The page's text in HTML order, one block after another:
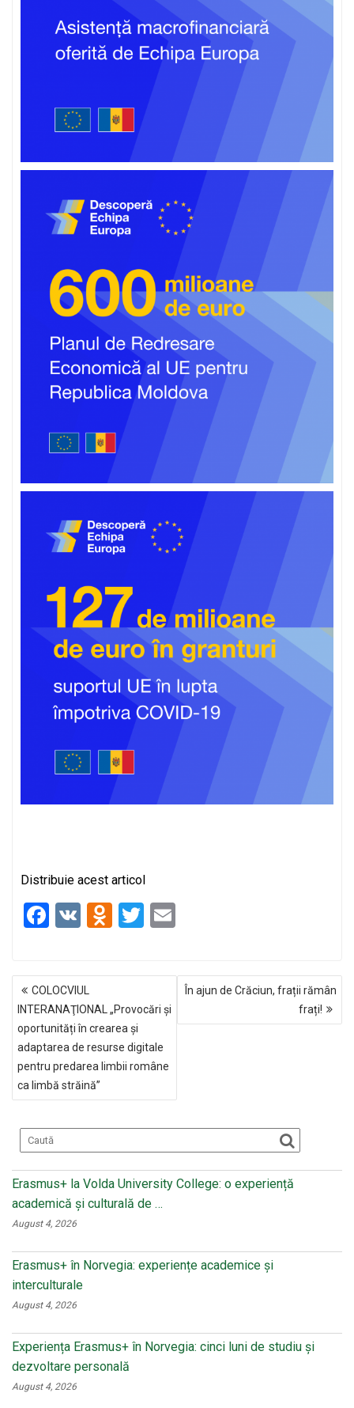
Distribuie acest articol
F
b
o
o
k
V
O
kl
a
ss
ni
T
NAVIGARE
ÎN
ARTICOLE
COLOCVIUL
INTERANAŢIONAL „Provocări și
oportunități în crearea și
adaptarea de resurse digitale
pentru predarea limbii române
ca limbă străină”
În ajun de Crăciun, frații rămân
frați!
Erasmus+ la Volda University College: o experiență
academică și culturală de …
August 4, 2026
Erasmus+ în Norvegia: experiențe academice și
interculturale
August 4, 2026
Experiența Erasmus+ în Norvegia: cinci luni de studiu și
dezvoltare personală
August 4, 2026